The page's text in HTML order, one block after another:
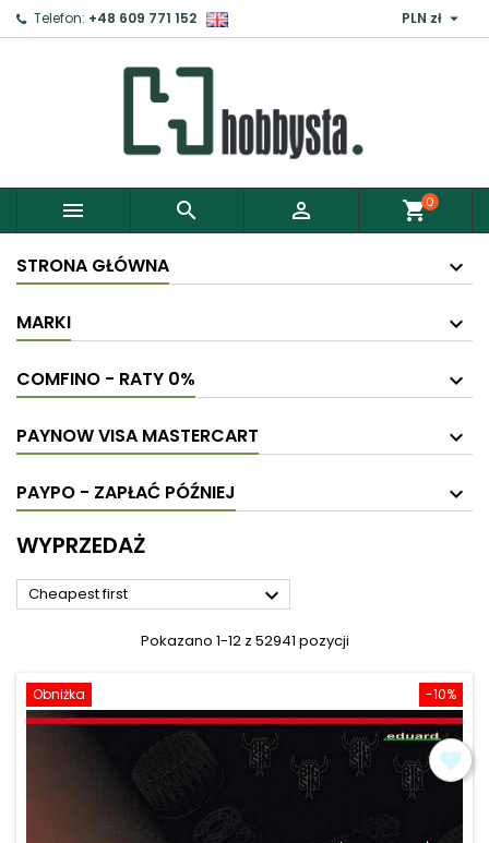
Telefon: +48 609 771 152 PLN zł 
   shopping_cart0
STRONA GŁÓWNA
MARKI
COMFINO - RATY 0%
PAYNOW VISA MASTERCART
PAYPO - ZAPŁAĆ PÓŹNIEJ
WYPRZEDAŻ
Cheapest first 
Pokazano 1-12 z 52941 pozycji
-10%
Obniżka
Zaloguj ×
Aby zapisać produkty do Schowka, musisz się
Anuluj Zaloguj